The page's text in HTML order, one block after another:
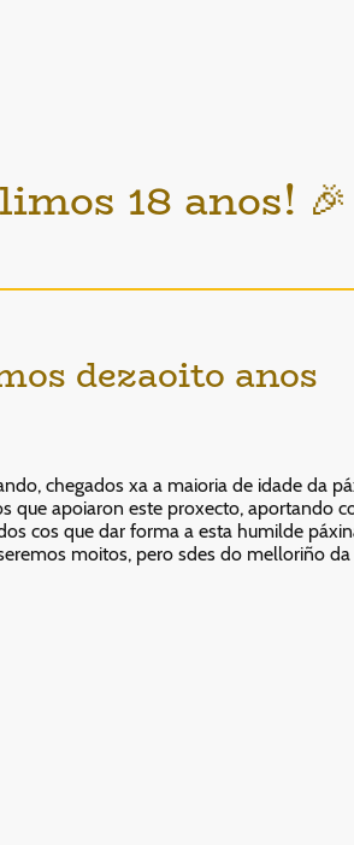
18 anos! 🎉
dezaoito anos
chegados xa a maioria de idade da
que apoiaron este proxecto, aportando
cos que dar forma a esta humilde
moitos, pero sdes do melloriño da